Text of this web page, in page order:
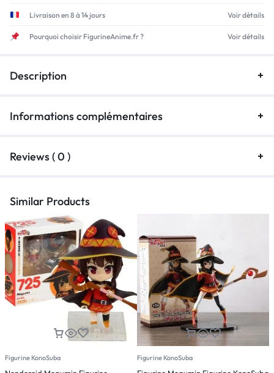
Livraison en 8 à 14 jours Voir détails
Pourquoi choisir FigurineAnime.fr ? Voir détails
Description
Informations complémentaires
Reviews ( 0 )
Similar Products
Figurine KonoSuba Figurine KonoSuba